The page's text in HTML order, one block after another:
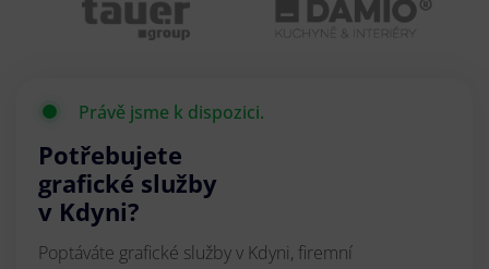
Právě jsme k dispozici.
Potřebujete
grafické služby
v Kdyni?
Poptáváte grafické služby v Kdyni, firemní